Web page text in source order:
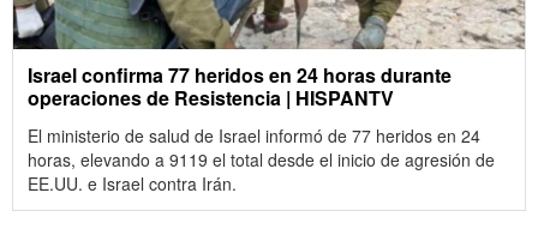
Israel confirma 77 heridos en 24 horas durante
operaciones de Resistencia | HISPANTV
El ministerio de salud de Israel informó de 77 heridos en 24
horas, elevando a 9119 el total desde el inicio de agresión de
EE.UU. e Israel contra Irán.